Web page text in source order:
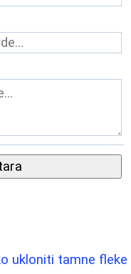
ukloniti tamne fleke